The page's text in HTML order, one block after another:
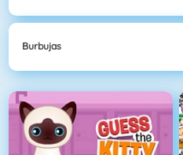
Burbujas